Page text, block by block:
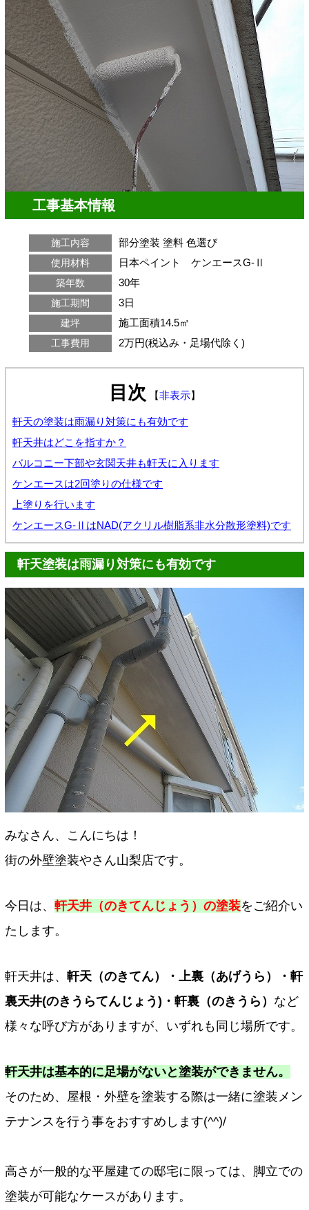
工事基本情報
施工内容 部分塗装 塗料 色選び
使用材料 日本ペイント ケンエースG-Ⅱ
築年数 30年
施工期間 3日
建坪 施工面積14.5㎡
工事費用 2万円(税込み・足場代除く)
目次 【非表示】
軒天の塗装は雨漏り対策にも有効です
軒天井はどこを指すか？
バルコニー下部や玄関天井も軒天に入ります
ケンエースは2回塗りの仕様です
上塗りを行います
ケンエースG-ⅡはNAD(アクリル樹脂系非水分散形塗料)です
軒天塗装は雨漏り対策にも有効です
みなさん、こんにちは！
街の外壁塗装やさん山梨店です。
今日は、 軒天井（のきてんじょう）の塗装をご紹介い
たします。
軒天井は、 軒天（のきてん）・上裏（あげうら）・軒
裏天井(のきうらてんじょう)・軒裏（のきうら） など
様々な呼び方がありますが、いずれも同じ場所です。
軒天井は基本的に足場がないと塗装ができません。
そのため、屋根・外壁を塗装する際は一緒に塗装メン
テナンスを行う事をおすすめします(^^)/
高さが一般的な平屋建ての邸宅に限っては、脚立での
塗装が可能なケースがあります。